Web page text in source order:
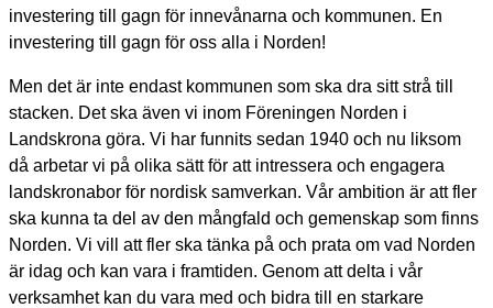
investering till gagn för innevånarna och kommunen. En
investering till gagn för oss alla i Norden!
Men det är inte endast kommunen som ska dra sitt strå till
stacken. Det ska även vi inom Föreningen Norden i
Landskrona göra. Vi har funnits sedan 1940 och nu liksom
då arbetar vi på olika sätt för att intressera och engagera
landskronabor för nordisk samverkan. Vår ambition är att fler
ska kunna ta del av den mångfald och gemenskap som finns
Norden. Vi vill att fler ska tänka på och prata om vad Norden
är idag och kan vara i framtiden. Genom att delta i vår
verksamhet kan du vara med och bidra till en starkare